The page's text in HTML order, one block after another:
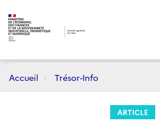
Accueil Trésor-Info
ARTICLE